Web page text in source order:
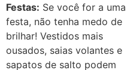
Festas: Se você for a uma
festa, não tenha medo de
brilhar! Vestidos mais
ousados, saias volantes e
sapatos de salto podem